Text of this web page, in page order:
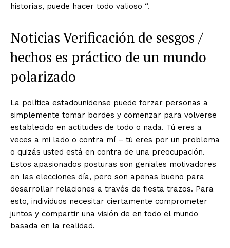
historias, puede hacer todo valioso “.
Noticias Verificación de sesgos /
hechos es práctico de un mundo
polarizado
La política estadounidense puede forzar personas a
simplemente tomar bordes y comenzar para volverse
establecido en actitudes de todo o nada. Tú eres a
veces a mi lado o contra mí – tú eres por un problema
o quizás usted está en contra de una preocupación.
Estos apasionados posturas son geniales motivadores
en las elecciones día, pero son apenas bueno para
desarrollar relaciones a través de fiesta trazos. Para
esto, individuos necesitar ciertamente comprometer
juntos y compartir una visión de en todo el mundo
basada en la realidad.